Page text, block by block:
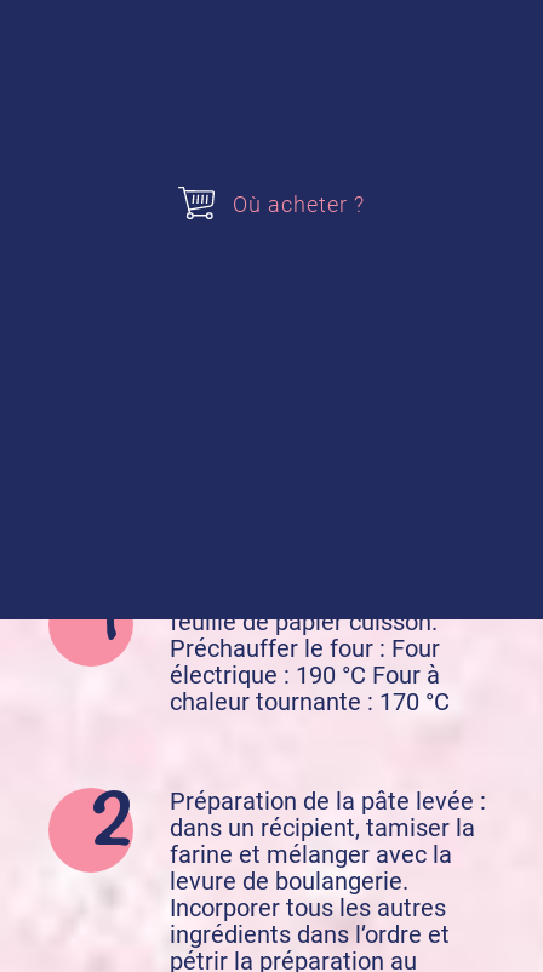
feuille de papier cuisson.
Préchauffer le four : Four
électrique : 190 °C Four à
chaleur tournante : 170 °C
Préparation de la pâte levée :
dans un récipient, tamiser la
farine et mélanger avec la
levure de boulangerie.
Incorporer tous les autres
ingrédients dans l’ordre et
pétrir la préparation au
Où acheter ?